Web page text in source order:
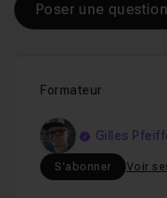
Formateur
Gilles
S'abonner Voir
Poser une question